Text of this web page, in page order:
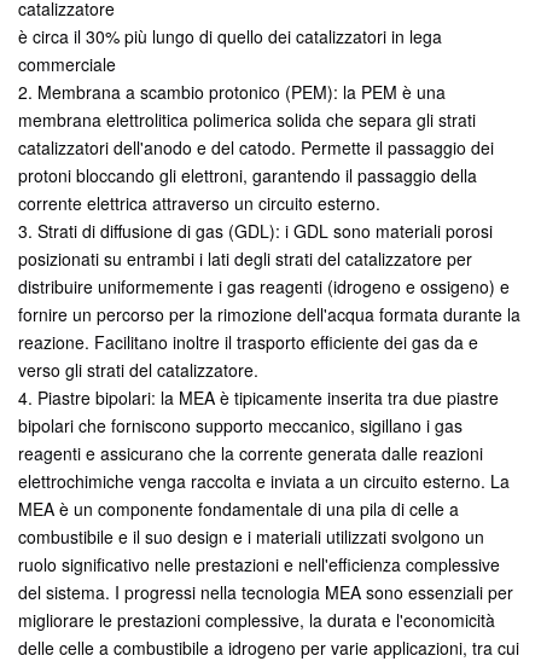
catalizzatore
è circa il 30% più lungo di quello dei catalizzatori in lega
commerciale
2. Membrana a scambio protonico (PEM): la PEM è una
membrana elettrolitica polimerica solida che separa gli strati
catalizzatori dell'anodo e del catodo. Permette il passaggio dei
protoni bloccando gli elettroni, garantendo il passaggio della
corrente elettrica attraverso un circuito esterno.
3. Strati di diffusione di gas (GDL): i GDL sono materiali porosi
posizionati su entrambi i lati degli strati del catalizzatore per
distribuire uniformemente i gas reagenti (idrogeno e ossigeno) e
fornire un percorso per la rimozione dell'acqua formata durante la
reazione. Facilitano inoltre il trasporto efficiente dei gas da e
verso gli strati del catalizzatore.
4. Piastre bipolari: la MEA è tipicamente inserita tra due piastre
bipolari che forniscono supporto meccanico, sigillano i gas
reagenti e assicurano che la corrente generata dalle reazioni
elettrochimiche venga raccolta e inviata a un circuito esterno. La
MEA è un componente fondamentale di una pila di celle a
combustibile e il suo design e i materiali utilizzati svolgono un
ruolo significativo nelle prestazioni e nell'efficienza complessive
del sistema. I progressi nella tecnologia MEA sono essenziali per
migliorare le prestazioni complessive, la durata e l'economicità
delle celle a combustibile a idrogeno per varie applicazioni, tra cui